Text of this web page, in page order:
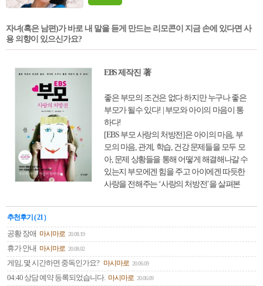
자녀(혹은 남편)가 바로 내 말을 듣게 만드는 리모콘이 지금 손에 있다면 사
용 의향이 있으신가요?
EBS 제작진 著
좋은 부모의 조건은 없다 하지만 누구나 좋은
부모가 될수 있다! | 부모와 아이의 마음이 통
하다!
[EBS 부모 사랑의 처방전]은 아이의 마음, 부
모의 마음, 관계, 학습, 건강 문제들을 모두 모
아, 문제 상황들을 통해 어떻게 해결해나갈 수
있는지 부모에겐 힘을 주고 아이에겐 따듯한
사랑을 전해주는 ‘사랑의 처방전’을 살펴본
추천후기 ( 21 )
공황 장애 마시마로 20.08.19
휴가 안내 마시마로 20.08.02
게임, 몇 시간하면 중독인가요? 마시마로 20.06.09
04:40 상담 예약 등록되었습니다. 마시마로 20.06.09